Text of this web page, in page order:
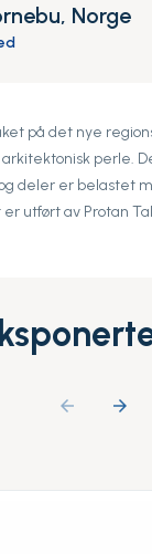
Norge
på det nye
arkitektonisk perle.
deler er belastet
utført av Protan
arrow_backward
arrow_forward